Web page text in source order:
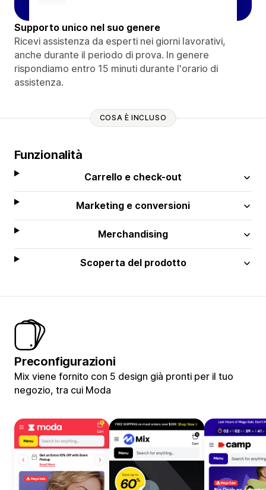
Supporto unico nel suo genere
Ricevi assistenza da esperti nei giorni lavorativi,
anche durante il periodo di prova. In genere
rispondiamo entro 15 minuti durante l'orario di
assistenza.
COSA È INCLUSO
Funzionalità
Carrello e check-out
Marketing e conversioni
Merchandising
Scoperta del prodotto
Preconfigurazioni
Mix viene fornito con 5 design già pronti per il tuo
negozio, tra cui Moda